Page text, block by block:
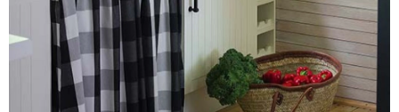
EKO ŻYCIE
PRZYRODA